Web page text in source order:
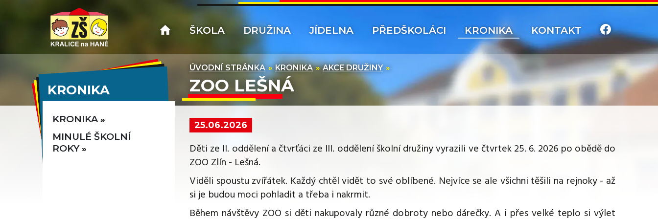
ŠKOLA DRUŽINA JÍDELNA PŘEDŠKOLÁCI KRONIKA KONTAKT
ÚVODNÍ STRÁNKA KRONIKA AKCE DRUŽINY
ZOO LEŠNÁ
KRONIKA
KRONIKA
MINULÉ ŠKOLNÍ
ROKY
25.06.2026
Děti ze II. oddělení a čtvrťáci ze III. oddělení školní družiny vyrazili ve čtvrtek 25. 6. 2026 po obědě do
ZOO Zlín - Lešná.
Viděli spoustu zvířátek. Každý chtěl vidět to své oblíbené. Nejvíce se ale všichni těšili na rejnoky - až
si je budou moci pohladit a třeba i nakrmit.
Během návštěvy ZOO si děti nakupovaly různé dobroty nebo dárečky. A i přes velké teplo si výlet